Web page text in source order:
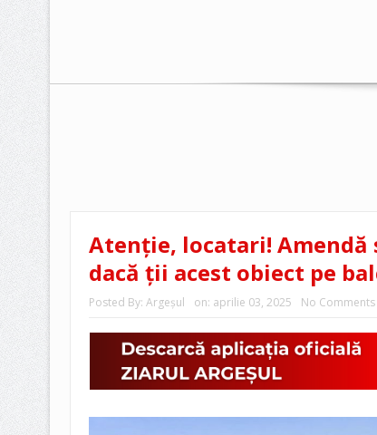
Atenție, locatari! Amendă
dacă ții acest obiect pe
Posted By: Argeşul on: aprilie 03, 2025 No Comments